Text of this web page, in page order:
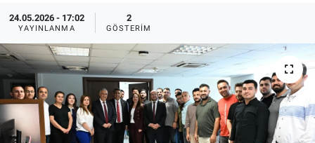
24.05.2026 - 17:02
YAYINLANMA
2
GÖSTERIM
Magazin
Tüm Haberler
İletişim
Künye
Trafik Durumu
Süper Lig Puan Durumu ve Fikstür
Tüm Manşetler
Son Dakika Haberleri